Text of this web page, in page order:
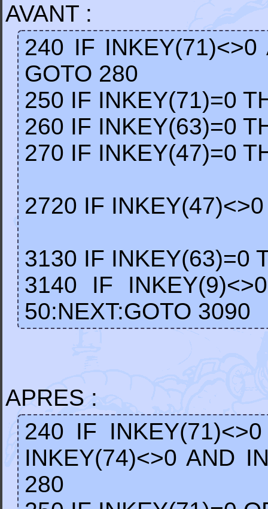
AVANT :
240 IF INKEY(71)<>0
GOTO 280
250 IF INKEY(71)=0
260 IF INKEY(63)=0
270 IF INKEY(47)=0
2720 IF
3130 IF INKEY(63)=0
3140 IF
50:NEXT:GOTO 3090
APRES :
240 IF
INKEY(74)<>0 AND
280